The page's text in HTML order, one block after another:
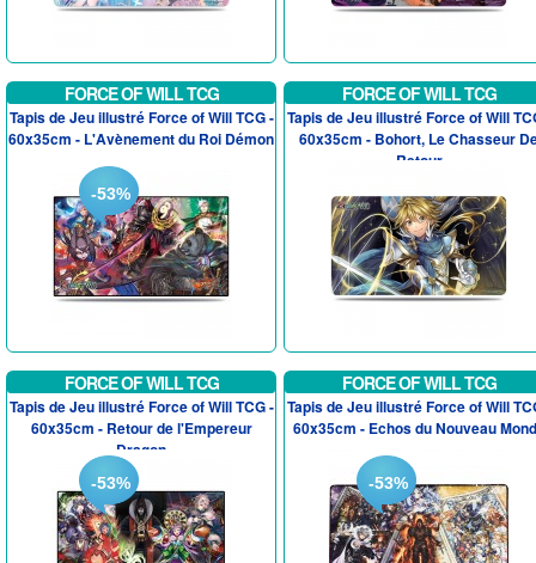
FORCE OF WILL TCG
Tapis de Jeu illustré Force of Will TCG -
60x35cm - L'Avènement du Roi Démon
-53%
FORCE OF WILL TCG
Tapis de Jeu illustré Force of Will
60x35cm - Bohort, Le Chasseur
Retour
FORCE OF WILL TCG
Tapis de Jeu illustré Force of Will TCG -
60x35cm - Retour de l'Empereur
Dragon
-53%
FORCE OF WILL TCG
Tapis de Jeu illustré Force of Will
60x35cm - Echos du Nouveau
-53%